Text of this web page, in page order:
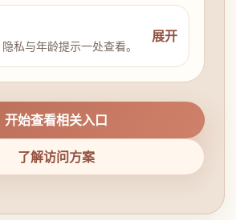
私与年龄提示一处查看。
展开
开始查看相关入口
了解访问方案